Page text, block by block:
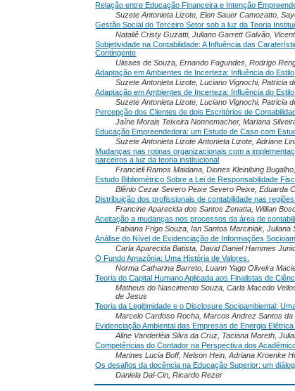
Relação entre Educação Financeira e Intenção
Suzete Antonieta Lizote, Elen Sauer Camozatto,
Gestão Social do Terceiro Setor sob a luz da Teoria
Nataliê Cristy Guzatti, Juliano Garrett Galvão,
Subjetividade na Contabilidade: A Influência das
Contingente
Ulisses de Souza, Ernando Fagundes, Rodrigo
Adaptação em Ambientes de Incerteza: Influência do
Suzete Antonieta Lizote, Luciano Vignochi, Patricia
Adaptação em Ambientes de Incerteza: Influência do
Suzete Antonieta Lizote, Luciano Vignochi, Patricia
Percepção dos Clientes de dois Escritórios de
Jaíne Morais Teixeira Nonnemacher, Mariana
Educação Empreendedora: um Estudo de Caso com
Suzete Antonieta Lizote Antonieta Lizote, Adriane
Mudanças nas rotinas organizacionais com a
parceiros a luz da teoria institucional
Francieli Ramos Maidana, Diones Kleinibing
Estudo Bibliométrico Sobre a Lei de Responsabilidade
Blênio Cezar Severo Peixe Severo Peixe, Eduarda
Distribuição dos profissionais de contabilidade nas
Francine Aparecida dos Santos Zenatta, Willian
Aceitação a mudanças nos processos da área de
Fabiana Frigo Souza, Ian Santos Marciniak,
Análise do Nível de Evidenciação de Informações
Carla Aparecida Batista, David Daniel Hammes
O Fundo Amazônia: Uma História de Valores.
Norma Catharina Barreto, Luann Yago Oliveira
Teoria do Capital Humano Aplicada aos Finalistas de
Matheus do Nascimento Souza, Carla Macedo
de Jesus
Teoria da Legitimidade e o Disclosure Socioambiental:
Marcelo Cardoso Rocha, Marcos Andrez Santos
Evidenciação Ambiental das Empresas de Energia
Aline Vanderléia Silva da Cruz, Taciana Mareth,
Competências do Contador na Perspectiva dos
Marines Lucia Boff, Nelson Hein, Adriana Kroenke
Os desafios da docência na Educação Superior: um
Daniela Dal-Cin, Ricardo Rezer